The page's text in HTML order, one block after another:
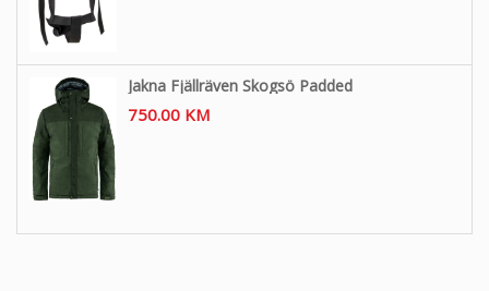
Jakna Fjällräven Skogsö Padded
750.00 KM